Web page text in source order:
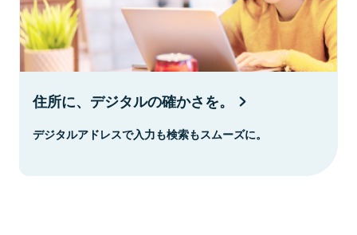
住所に、デジタルの確かさを。
デジタルアドレスで入力も検索もスムーズに。